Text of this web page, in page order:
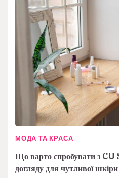
МОДА ТА КРАСА
Що варто спробувати з CU
догляду для чутливої шкіри